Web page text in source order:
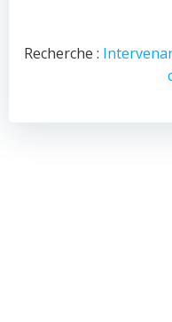
Recherche :